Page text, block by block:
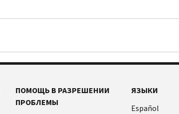
ПОМОЩЬ В РАЗРЕШЕНИИ
ПРОБЛЕМЫ
ЯЗЫКИ
Español